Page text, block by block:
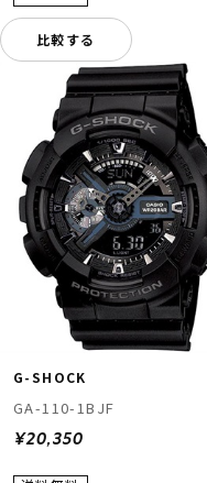
比較する
G-SHOCK
GA-110-1BJF
¥20,350